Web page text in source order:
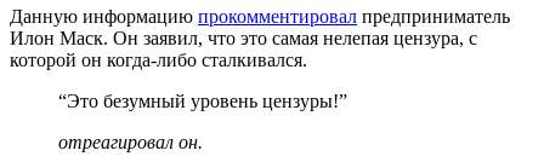
Данную информацию прокомментировал предприниматель
Илон Маск. Он заявил, что это самая нелепая цензура, с
которой он когда-либо сталкивался.
“Это безумный уровень цензуры!”
отреагировал он.